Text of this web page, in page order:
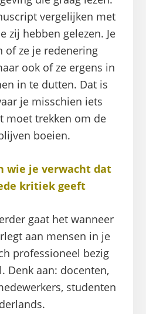
vergelijken met
zij hebben gelezen. Je
of ze je redenering
ook of ze ergens in
in te dutten. Dat is
je misschien iets
moet trekken om de
boeien.
wie je verwacht dat
kritiek geeft
gaat het wanneer
aan mensen in je
professioneel bezig
Denk aan: docenten,
studenten